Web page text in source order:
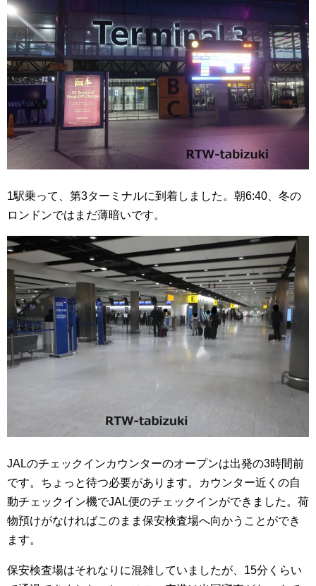
1駅乗って、第3ターミナルに到着しました。朝6:40、冬の
ロンドンではまだ薄暗いです。
JALのチェックインカウンターのオープンは出発の3時間前
です。ちょっと待つ必要があります。カウンター近くの自
動チェックイン機でJAL便のチェックインができました。荷
物預けがなければこのまま保安検査場へ向かうことができ
ます。
保安検査場はそれなりに混雑していましたが、15分くらい